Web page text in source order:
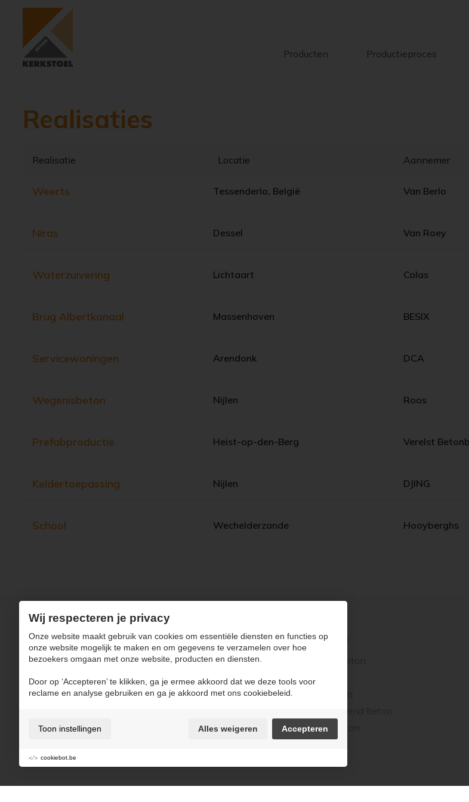
Producten Productieproces
Realisaties
Realisatie Locatie Aannemer
Weerts Tessenderlo, België Van Berlo
Niras Dessel Van Roey
Waterzuivering Lichtaart Colas
Brug Albertkanaal Massenhoven BESIX
Servicewoningen Arendonk DCA
Wegenisbeton Nijlen Roos
Prefabproductie Heist-op-den-Berg Verelst
Keldertoepassing Nijlen DJING
School Wechelderzande Hooyberghs
NAVIGATIE
Producten
Productieproces
Wagenpark
Downloads
Over Kerkstoel
Nieuws
Contact
PRODUCTEN
Stabilisé
Wegenisbeton
Gebruiksvoorwaarden & privacybeleid Cookie policy Cookie voorkeuren Sitemap Login
Wij respecteren je privacy
Onze website maakt gebruik van cookies om essentiële diensten en functies op
onze website mogelijk te maken en om gegevens te verzamelen over hoe
bezoekers omgaan met onze website, producten en diensten.
Door op ‘Accepteren’ te klikken, ga je ermee akkoord dat we deze tools voor
reclame en analyse gebruiken en ga je akkoord met ons cookiebeleid.
Toon instellingen Alles weigeren Accepteren
cookiebot.be